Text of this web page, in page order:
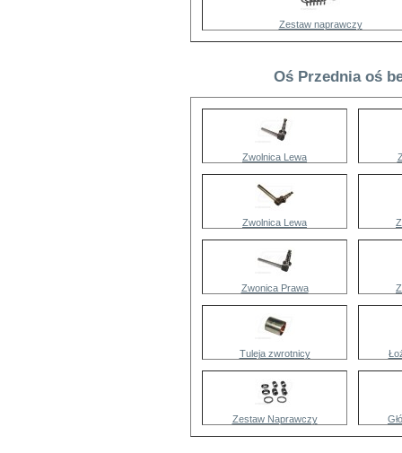
Zestaw naprawczy
Oś Przednia oś
Zwolnica Lewa
Zwolnica Lewa
Zwonica Prawa
Tuleja zwrotnicy
Zestaw Naprawczy